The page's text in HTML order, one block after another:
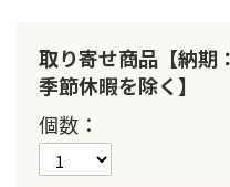
取り寄せ商品【納期
季節休暇を除く】
個数
動
す
る